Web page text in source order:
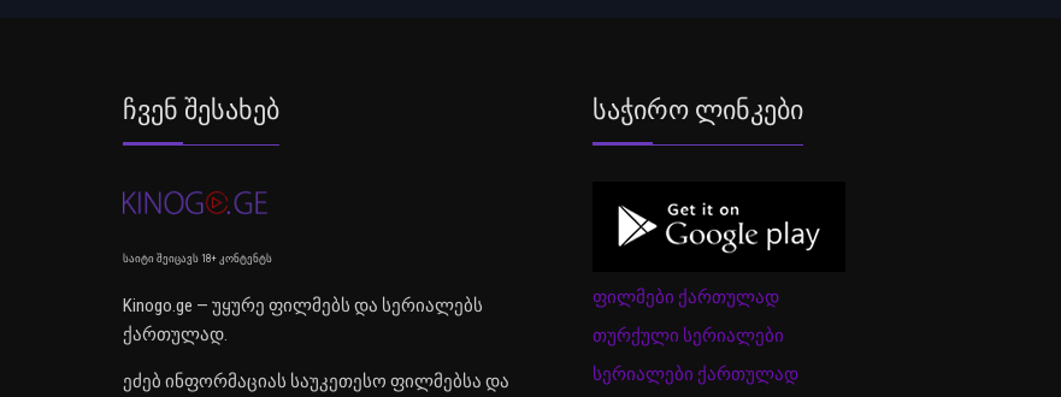
Ჩვენ Შესახებ
საიტი შეიცავს 18+ კონტენტს
Kinogo.ge — უყურე ფილმებს და სერიალებს
ქართულად.
ეძებ ინფორმაციას საუკეთესო ფილმებსა და
Საჭირო Ლინკები
ფილმები ქართულად
თურქული სერიალები
სერიალები ქართულად